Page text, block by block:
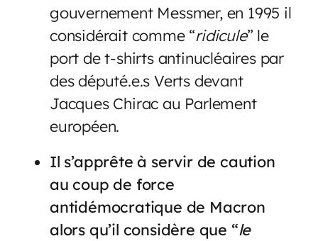
gouvernement Messmer, en 1995 il
considérait comme “ridicule” le
port de t-shirts antinucléaires par
des député.e.s Verts devant
Jacques Chirac au Parlement
européen.
Il s’apprête à servir de caution
au coup de force
antidémocratique de Macron
alors qu’il considère que “le